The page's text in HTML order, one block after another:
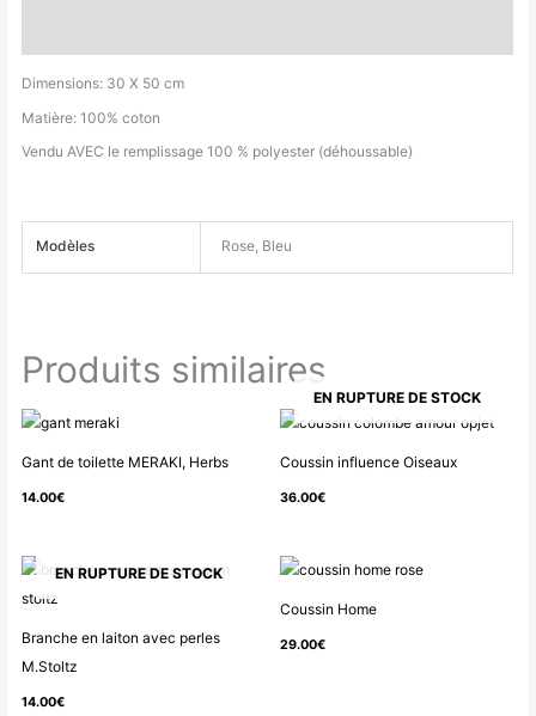
Dimensions: 30 X 50 cm
Matière: 100% coton
Vendu AVEC le remplissage 100 % polyester (déhoussable)
Modèles Rose, Bleu
Produits similaires
Gant de toilette MERAKI, Herbs
14.00€
EN RUPTURE DE STOCK
Coussin influence Oiseaux
36.00€
EN RUPTURE DE STOCK
Branche en laiton avec perles
M.Stoltz
14.00€
Coussin Home
29.00€